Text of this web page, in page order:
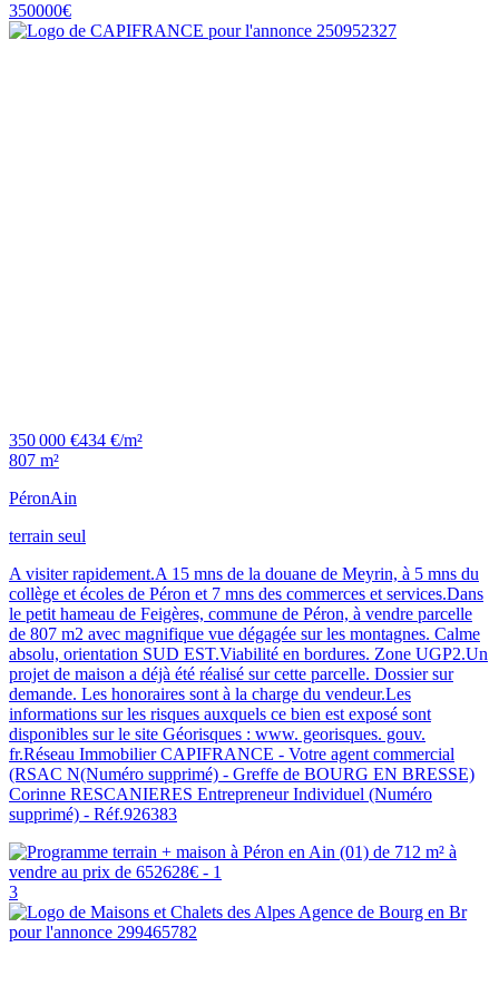
350 000 €434 €/m²
807 m²
PéronAin
terrain seul
A visiter rapidement.A 15 mns de la douane de Meyrin, à 5 mns du
collège et écoles de Péron et 7 mns des commerces et services.Dans
le petit hameau de Feigères, commune de Péron, à vendre parcelle
de 807 m2 avec magnifique vue dégagée sur les montagnes. Calme
absolu, orientation SUD EST.Viabilité en bordures. Zone UGP2.Un
projet de maison a déjà été réalisé sur cette parcelle. Dossier sur
demande. Les honoraires sont à la charge du vendeur.Les
informations sur les risques auxquels ce bien est exposé sont
disponibles sur le site Géorisques : www. georisques. gouv.
fr.Réseau Immobilier CAPIFRANCE - Votre agent commercial
(RSAC N(Numéro supprimé) - Greffe de BOURG EN BRESSE)
Corinne RESCANIERES Entrepreneur Individuel (Numéro
supprimé) - Réf.926383
3